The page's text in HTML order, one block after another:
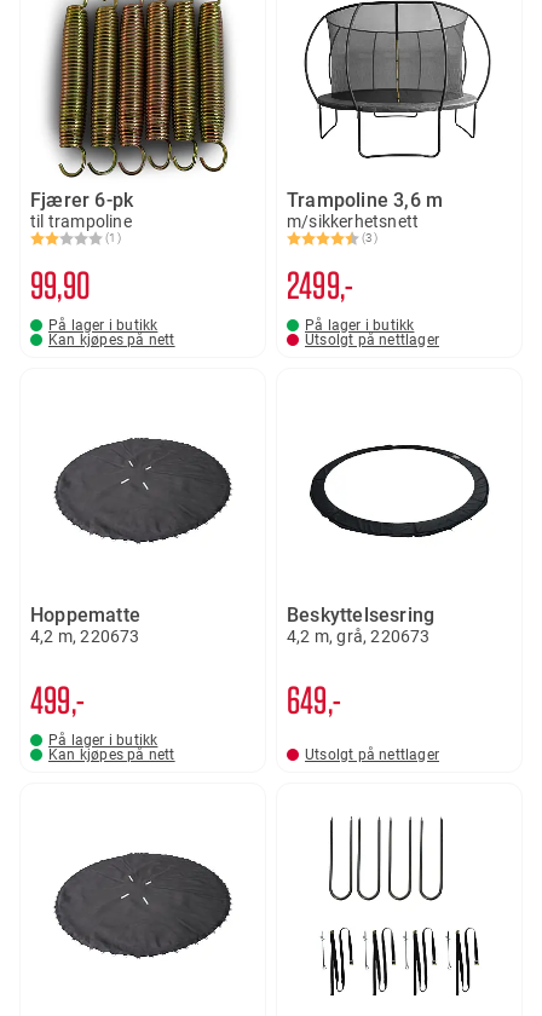
Fjærer 6-pk
til trampoline
Karakter:
(1)
2.0 av 5 mulige
99 90
På lager i butikk
Kan kjøpes på nett
Trampoline 3,6 m
m/sikkerhetsnett
Karakter:
(3)
4.7 av 5 mulige
2499,-
På lager i butikk
Utsolgt på nettlager
Hoppematte
4,2 m, 220673
499,-
På lager i butikk
Kan kjøpes på nett
Beskyttelsesring
4,2 m, grå, 220673
649,-
Utsolgt på nettlager